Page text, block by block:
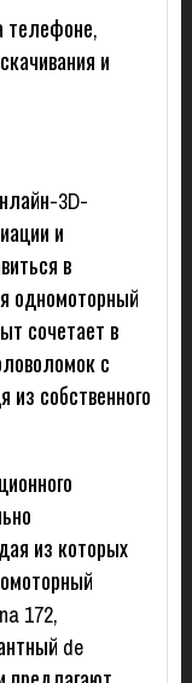
телефоне,
и
3D-
и
в
одномоторный
сочетает в
с
из собственного
из которых
172,
de